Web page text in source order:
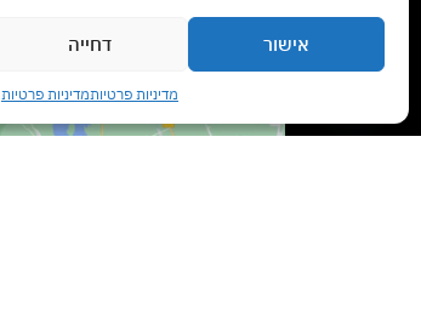
אישור דחייה
מדיניות פרטיותמדיניות פרטיות
צרו קשר עם נציג
Open chaty